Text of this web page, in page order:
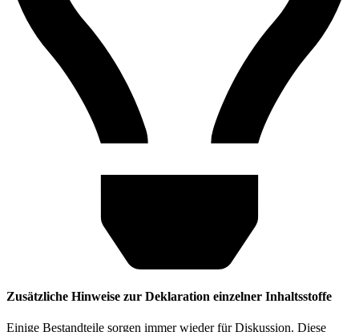
Zusätzliche Hinweise zur Deklaration einzelner Inhaltsstoffe
Einige Bestandteile sorgen immer wieder für Diskussion. Diese